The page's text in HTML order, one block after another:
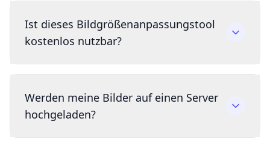
Ist dieses Bildgrößenanpassungstool
kostenlos nutzbar?
Werden meine Bilder auf einen Server
hochgeladen?